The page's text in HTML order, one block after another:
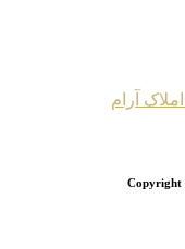
آرام